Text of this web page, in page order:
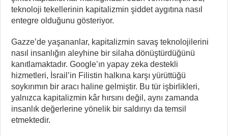
teknoloji tekellerinin kapitalizmin şiddet aygıtına nasıl
entegre olduğunu gösteriyor.
Gazze’de yaşananlar, kapitalizmin savaş teknolojilerini
nasıl insanlığın aleyhine bir silaha dönüştürdüğünü
kanıtlamaktadır. Google’ın yapay zeka destekli
hizmetleri, İsrail’in Filistin halkına karşı yürüttüğü
soykırımın bir aracı haline gelmiştir. Bu tür işbirlikleri,
yalnızca kapitalizmin kâr hırsını değil, aynı zamanda
insanlık değerlerine yönelik bir saldırıyı da temsil
etmektedir.